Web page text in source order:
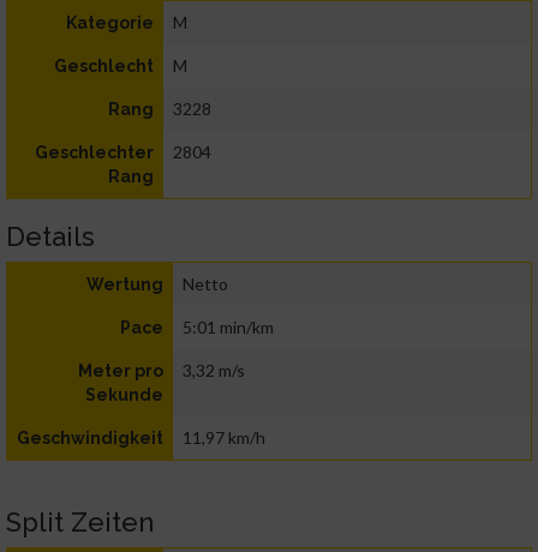
Kategorie M
Geschlecht M
Rang 3228
Geschlechter
Rang
2804
Details
Wertung Netto
Pace 5:01 min/km
Meter pro
Sekunde
3,32 m/s
Geschwindigkeit 11,97 km/h
Split Zeiten